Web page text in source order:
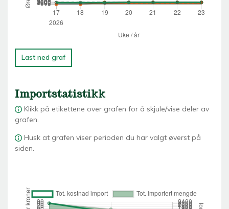
Last ned graf
Importstatistikk
Klikk på etikettene over grafen for å skjule/vise deler av
grafen.
Husk at grafen viser perioden du har valgt øverst på
siden.